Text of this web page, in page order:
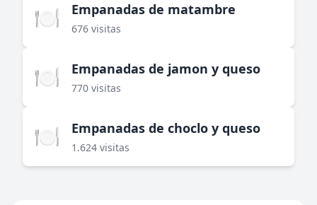
🍽️ Empanadas de matambre
676 visitas
🍽️ Empanadas de jamon y queso
770 visitas
🍽️ Empanadas de choclo y queso
1.624 visitas